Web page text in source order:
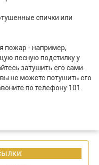
спички или
пожар - например,
лесную подстилку у
затушить его сами.
не можете потушить его
по телефону 101.